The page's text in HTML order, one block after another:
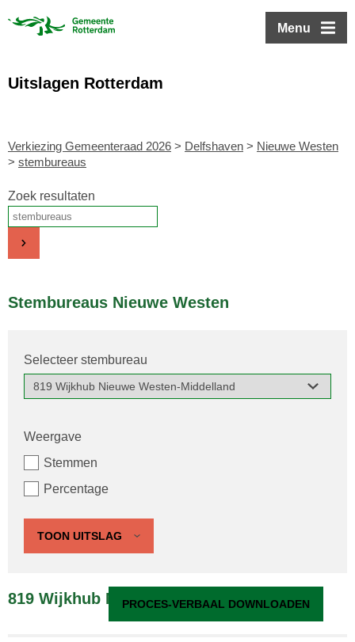
Menu
Uitslagen Rotterdam
Verkiezing Gemeenteraad 2026 > Delfshaven > Nieuwe Westen
> stembureaus
Zoek resultaten
Stembureaus Nieuwe Westen
Selecteer stembureau
Weergave
Stemmen
Percentage
TOON UITSLAG
819 Wijkhub Nieuwe Westen-Middelland
PROCES-VERBAAL DOWNLOADEN